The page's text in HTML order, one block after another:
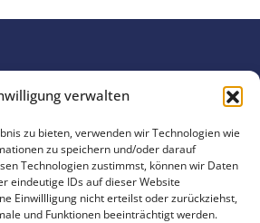
verwalten
zu bieten, verwenden wir Technologien wie
zu speichern und/oder darauf
Technologien zustimmst, können wir Daten
eindeutige IDs auf dieser Website
Einwillligung nicht erteilst oder zurückziehst,
und Funktionen beeinträchtigt werden.
| Präsentiert von 4EVERGLEN
Impressum